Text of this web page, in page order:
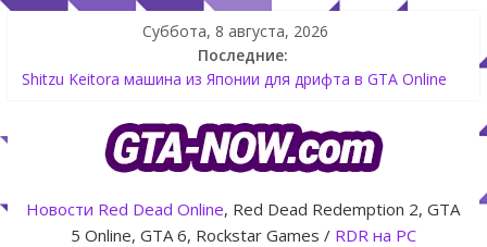
Суббота, 8 августа, 2026
Последние:
Shitzu Keitora машина из Японии для дрифта в GTA Online
GTA Online уже 14 июля
GTA Online: Rockstar запускает программу Fine Art Collector
с наградами
Летнее обновление для GTA 5 Online The Kortz Center Heist
Как создать аккаунт Rockstar Games Social Club инструкция
Новости Red Dead Online, Red Dead Redemption 2, GTA
5 Online, GTA 6, Rockstar Games / RDR на PC